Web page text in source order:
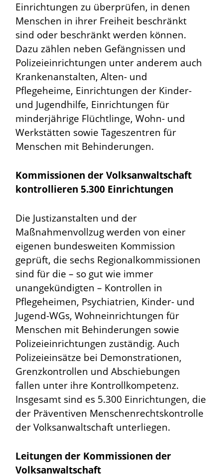
Einrichtungen zu überprüfen, in denen
Menschen in ihrer Freiheit beschränkt
sind oder beschränkt werden können.
Dazu zählen neben Gefängnissen und
Polizeieinrichtungen unter anderem auch
Krankenanstalten, Alten- und
Pflegeheime, Einrichtungen der Kinder-
und Jugendhilfe, Einrichtungen für
minderjährige Flüchtlinge, Wohn- und
Werkstätten sowie Tageszentren für
Menschen mit Behinderungen.
Kommissionen der Volksanwaltschaft
kontrollieren 5.300 Einrichtungen
Die Justizanstalten und der
Maßnahmenvollzug werden von einer
eigenen bundesweiten Kommission
geprüft, die sechs Regionalkommissionen
sind für die – so gut wie immer
unangekündigten – Kontrollen in
Pflegeheimen, Psychiatrien, Kinder- und
Jugend-WGs, Wohneinrichtungen für
Menschen mit Behinderungen sowie
Polizeieinrichtungen zuständig. Auch
Polizeieinsätze bei Demonstrationen,
Grenzkontrollen und Abschiebungen
fallen unter ihre Kontrollkompetenz.
Insgesamt sind es 5.300 Einrichtungen, die
der Präventiven Menschenrechtskontrolle
der Volksanwaltschaft unterliegen.
Leitungen der Kommissionen der
Volksanwaltschaft